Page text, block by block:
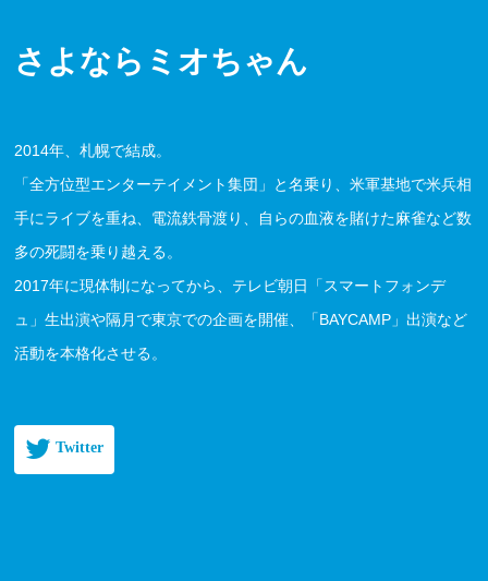
さよならミオちゃん
2014年、札幌で結成。
「全方位型エンターテイメント集団」と名乗り、米軍基地で米兵相
手にライブを重ね、電流鉄骨渡り、自らの血液を賭けた麻雀など数
多の死闘を乗り越える。
2017年に現体制になってから、テレビ朝日「スマートフォンデ
ュ」生出演や隔月で東京での企画を開催、「BAYCAMP」出演など
活動を本格化させる。
Twitter